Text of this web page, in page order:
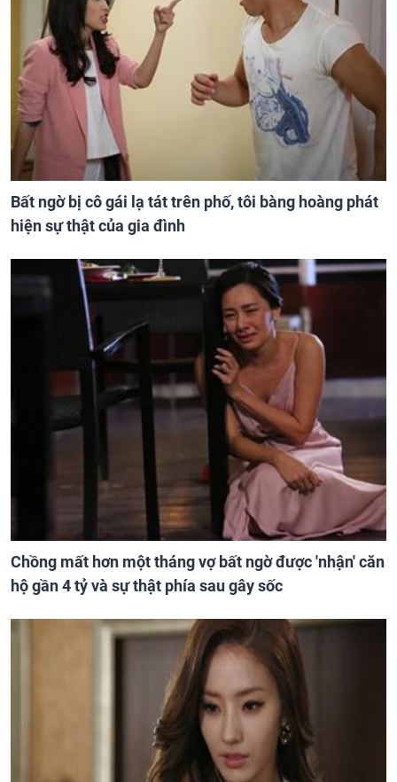
Bất ngờ bị cô gái lạ tát trên phố, tôi bàng hoàng phát
hiện sự thật của gia đình
Chồng mất hơn một tháng vợ bất ngờ được 'nhận' căn
hộ gần 4 tỷ và sự thật phía sau gây sốc